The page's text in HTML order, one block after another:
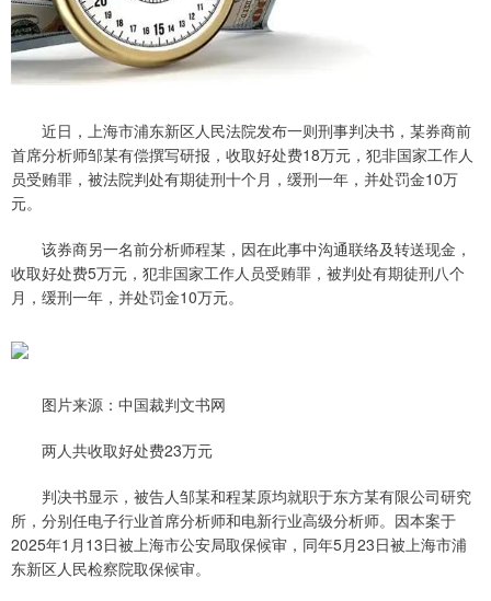
近日，上海市浦东新区人民法院发布一则刑事判决书，某券商前
首席分析师邹某有偿撰写研报，收取好处费18万元，犯非国家工作人
员受贿罪，被法院判处有期徒刑十个月，缓刑一年，并处罚金10万
元。
该券商另一名前分析师程某，因在此事中沟通联络及转送现金，
收取好处费5万元，犯非国家工作人员受贿罪，被判处有期徒刑八个
月，缓刑一年，并处罚金10万元。
图片来源：中国裁判文书网
两人共收取好处费23万元
判决书显示，被告人邹某和程某原均就职于东方某有限公司研究
所，分别任电子行业首席分析师和电新行业高级分析师。因本案于
2025年1月13日被上海市公安局取保候审，同年5月23日被上海市浦
东新区人民检察院取保候审。